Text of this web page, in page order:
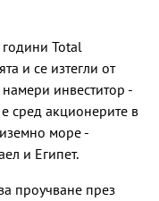
Total
и се изтегли от
намери инвеститор -
сред акционерите в
море -
и Египет.
проучване през